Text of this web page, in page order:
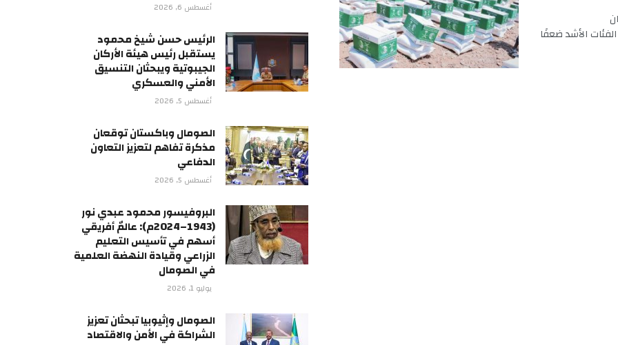
900 سلة غذائية على الفئات الأشد ضعفًا
أغسطس 6, 2026
الرئيس حسن شيخ محمود
يستقبل رئيس هيئة الأركان
الجيبوتية ويبحثان التنسيق
الأمني والعسكري
أغسطس 5, 2026
الصومال وباكستان توقعان
مذكرة تفاهم لتعزيز التعاون
الدفاعي
أغسطس 5, 2026
البروفيسور محمود عبدي نور
(1943–2024م): عالمٌ أفريقي
أسهم في تأسيس التعليم
الزراعي وقيادة النهضة العلمية
في الصومال
يوليو 1, 2026
الصومال وإثيوبيا تبحثان تعزيز
الشراكة في الأمن والاقتصاد